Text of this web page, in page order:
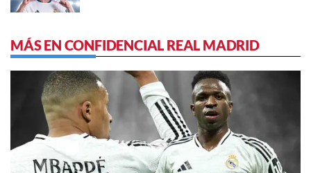
MÁS EN CONFIDENCIAL REAL MADRID